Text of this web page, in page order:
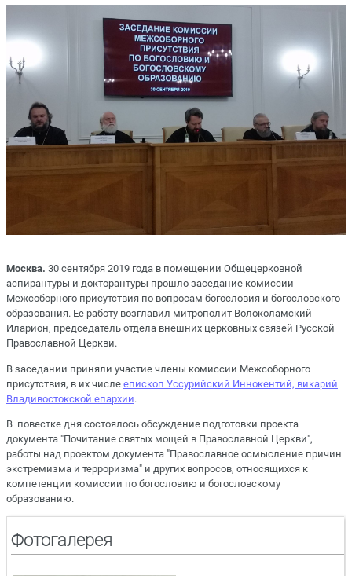
Москва. 30 сентября 2019 года в помещении Общецерковной
аспирантуры и докторантуры прошло заседание комиссии
Межсоборного присутствия по вопросам богословия и богословского
образования. Ее работу возглавил митрополит Волоколамский
Иларион, председатель отдела внешних церковных связей Русской
Православной Церкви.
В заседании приняли участие члены комиссии Межсоборного
присутствия, в их числе епископ Уссурийский Иннокентий, викарий
Владивостокской епархии.
В повестке дня состоялось обсуждение подготовки проекта
документа "Почитание святых мощей в Православной Церкви",
работы над проектом документа "Православное осмысление причин
экстремизма и терроризма" и других вопросов, относящихся к
компетенции комиссии по богословию и богословскому
образованию.
Фотогалерея